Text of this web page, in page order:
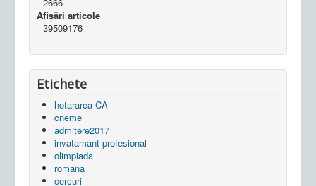
2666
Afișări articole
39509176
Etichete
hotararea CA
cneme
admitere2017
invatamant profesional
olimpiada
romana
cercuri